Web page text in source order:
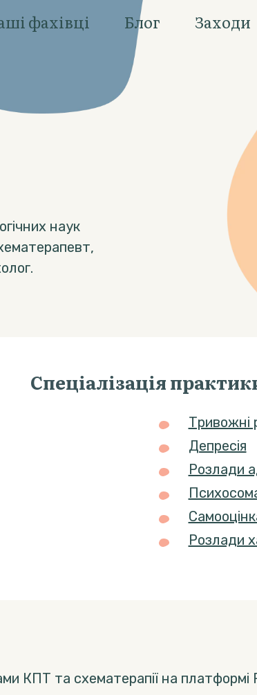
фахівці Блог Заходи
наук
Спеціалізація
Тривожні
Депресія
Розлади
Розлади
КПТ та схематерапії на платформі